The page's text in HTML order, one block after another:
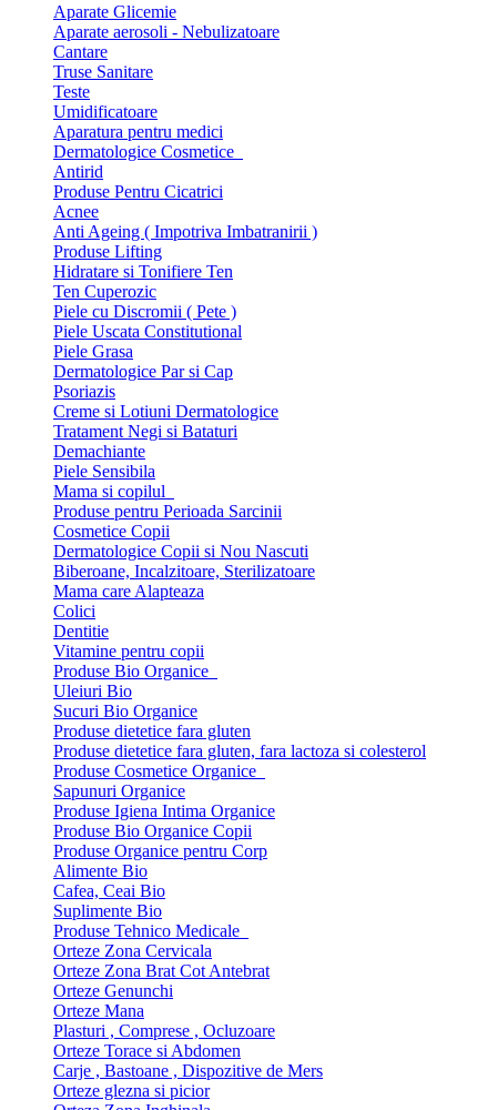
Aparate Glicemie
Aparate aerosoli - Nebulizatoare
Cantare
Truse Sanitare
Teste
Umidificatoare
Aparatura pentru medici
Dermatologice Cosmetice
Antirid
Produse Pentru Cicatrici
Acnee
Anti Ageing ( Impotriva Imbatranirii )
Produse Lifting
Hidratare si Tonifiere Ten
Ten Cuperozic
Piele cu Discromii ( Pete )
Piele Uscata Constitutional
Piele Grasa
Dermatologice Par si Cap
Psoriazis
Creme si Lotiuni Dermatologice
Tratament Negi si Bataturi
Demachiante
Piele Sensibila
Mama si copilul
Produse pentru Perioada Sarcinii
Cosmetice Copii
Dermatologice Copii si Nou Nascuti
Biberoane, Incalzitoare, Sterilizatoare
Mama care Alapteaza
Colici
Dentitie
Vitamine pentru copii
Produse Bio Organice
Uleiuri Bio
Sucuri Bio Organice
Produse dietetice fara gluten
Produse dietetice fara gluten, fara lactoza si colesterol
Produse Cosmetice Organice
Sapunuri Organice
Produse Igiena Intima Organice
Produse Bio Organice Copii
Produse Organice pentru Corp
Alimente Bio
Cafea, Ceai Bio
Suplimente Bio
Produse Tehnico Medicale
Orteze Zona Cervicala
Orteze Zona Brat Cot Antebrat
Orteze Genunchi
Orteze Mana
Plasturi , Comprese , Ocluzoare
Orteze Torace si Abdomen
Carje , Bastoane , Dispozitive de Mers
Orteze glezna si picior